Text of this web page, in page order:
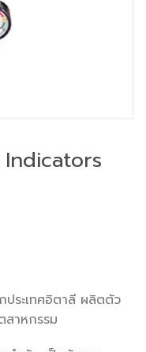
ประเทศอิตาลี ผลิตตัว
าหกรรม